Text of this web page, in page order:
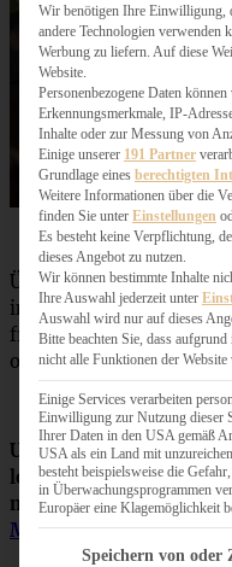
Übrigens: ich habe
ins Törtchen mit
fruchtiger mag, das
oder die Beeren
Und: falls Ihr noch
leckerer Schokolade
meinerWiener
Mango-Cheesecake
Wir benötigen Ihre Einwilligung,
andere Technologien verwenden
Werbung zu liefern. Auf diese
Website.
Personenbezogene Daten
Erkennungsmerkmale, IP-
Inhalte oder zur Messung von
Einige unserer 191 Partner
Grundlage eines berechtigten
Weitere Informationen über die
finden Sie unter Einstellungen
Es besteht keine Verpflichtung,
dieses Angebot zu nutzen.
Wir können bestimmte Inhalte
Ihre Auswahl jederzeit unter
Auswahl wird nur auf dieses
Bitte beachten Sie, dass
nicht alle Funktionen der Website
Einige Services verarbeiten
Einwilligung zur Nutzung dieser
Ihrer Daten in den USA gemäß
USA als ein Land mit
besteht beispielsweise die
in Überwachungsprogrammen
Europäer eine Klagemöglichkeit
Im Folgenden finden Sie eine
Speichern von